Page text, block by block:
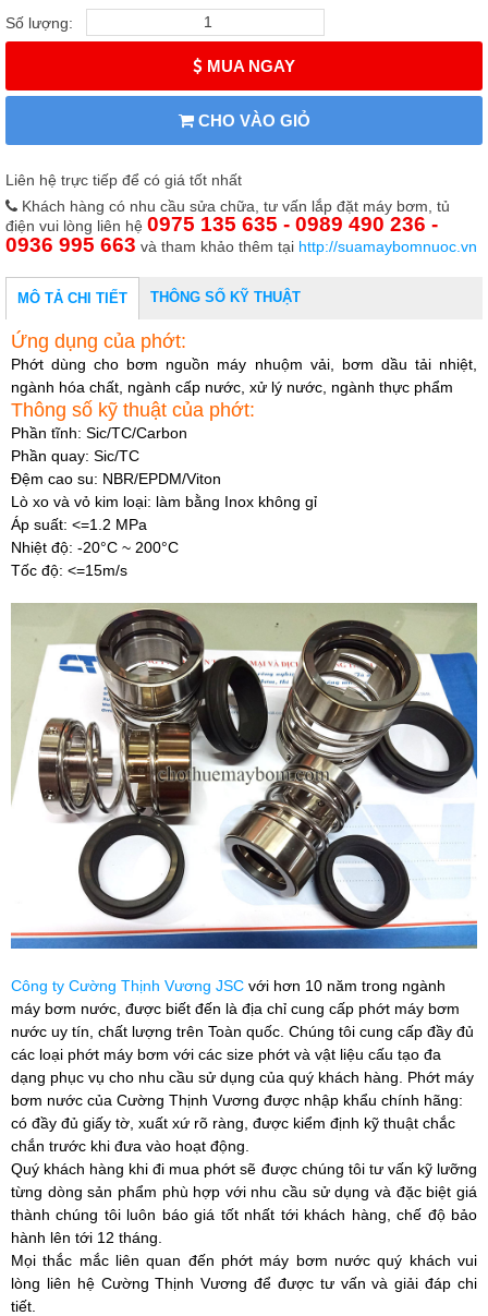
Số lượng:
MUA NGAY
CHO VÀO GIỎ
Liên hệ trực tiếp để có giá tốt nhất
Khách hàng có nhu cầu sửa chữa, tư vấn lắp đặt máy bơm, tủ
điện vui lòng liên hệ 0975 135 635 - 0989 490 236 -
0936 995 663 và tham khảo thêm tại http://suamaybomnuoc.vn
MÔ TẢ CHI TIẾT THÔNG SỐ KỸ THUẬT
Ứng dụng của phớt:
Phớt dùng cho bơm nguồn máy nhuộm vải, bơm dầu tải nhiệt,
ngành hóa chất, ngành cấp nước, xử lý nước, ngành thực phẩm
Thông số kỹ thuật của phớt:
Phần tĩnh: Sic/TC/Carbon
Phần quay: Sic/TC
Đệm cao su: NBR/EPDM/Viton
Lò xo và vỏ kim loại: làm bằng Inox không gỉ
Áp suất: <=1.2 MPa
Nhiệt độ: -20°C ~ 200°C
Tốc độ: <=15m/s
Công ty Cường Thịnh Vương JSC với hơn 10 năm trong ngành
máy bơm nước, được biết đến là địa chỉ cung cấp phớt máy bơm
nước uy tín, chất lượng trên Toàn quốc. Chúng tôi cung cấp đầy đủ
các loại phớt máy bơm với các size phớt và vật liệu cấu tạo đa
dạng phục vụ cho nhu cầu sử dụng của quý khách hàng. Phớt máy
bơm nước của Cường Thịnh Vương được nhập khẩu chính hãng:
có đầy đủ giấy tờ, xuất xứ rõ ràng, được kiểm định kỹ thuật chắc
chắn trước khi đưa vào hoạt động.
Quý khách hàng khi đi mua phớt sẽ được chúng tôi tư vấn kỹ lưỡng
từng dòng sản phẩm phù hợp với nhu cầu sử dụng và đặc biệt giá
thành chúng tôi luôn báo giá tốt nhất tới khách hàng, chế độ bảo
hành lên tới 12 tháng.
Mọi thắc mắc liên quan đến phớt máy bơm nước quý khách vui
lòng liên hệ Cường Thịnh Vương để được tư vấn và giải đáp chi
tiết.